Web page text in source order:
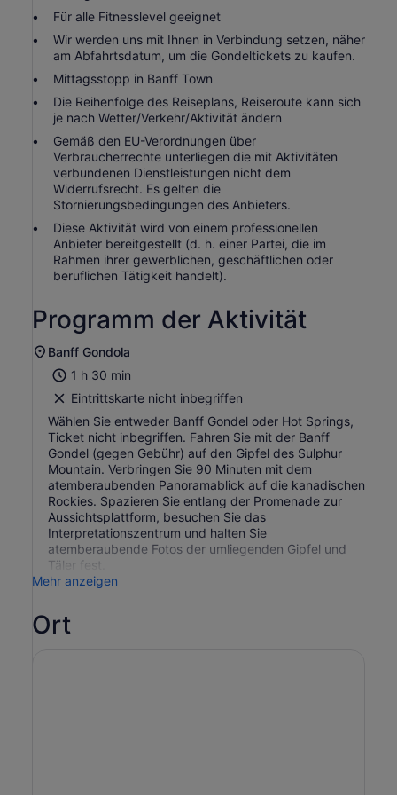
Für alle Fitnesslevel geeignet
Wir werden uns mit Ihnen in Verbindung setzen, näher
am Abfahrtsdatum, um die Gondeltickets zu kaufen.
Mittagsstopp in Banff Town
Die Reihenfolge des Reiseplans, Reiseroute kann sich
je nach Wetter/Verkehr/Aktivität ändern
Gemäß den EU-Verordnungen über
Verbraucherrechte unterliegen die mit Aktivitäten
verbundenen Dienstleistungen nicht dem
Widerrufsrecht. Es gelten die
Stornierungsbedingungen des Anbieters.
Diese Aktivität wird von einem professionellen
Anbieter bereitgestellt (d. h. einer Partei, die im
Rahmen ihrer gewerblichen, geschäftlichen oder
beruflichen Tätigkeit handelt).
Programm der Aktivität
Banff Gondola
1 h 30 min
Eintrittskarte nicht inbegriffen
Wählen Sie entweder Banff Gondel oder Hot Springs,
Ticket nicht inbegriffen. Fahren Sie mit der Banff
Gondel (gegen Gebühr) auf den Gipfel des Sulphur
Mountain. Verbringen Sie 90 Minuten mit dem
atemberaubenden Panoramablick auf die kanadischen
Rockies. Spazieren Sie entlang der Promenade zur
Aussichtsplattform, besuchen Sie das
Interpretationszentrum und halten Sie
atemberaubende Fotos der umliegenden Gipfel und
Täler fest.
Mehr anzeigen
Ort